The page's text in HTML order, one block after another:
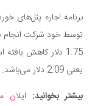
برنامه اجاره پنل‌های
توسط خود شرکت انجام
یعنی 2.09 دلار می‌باشد.
بیشتر بخوانید: ایلان